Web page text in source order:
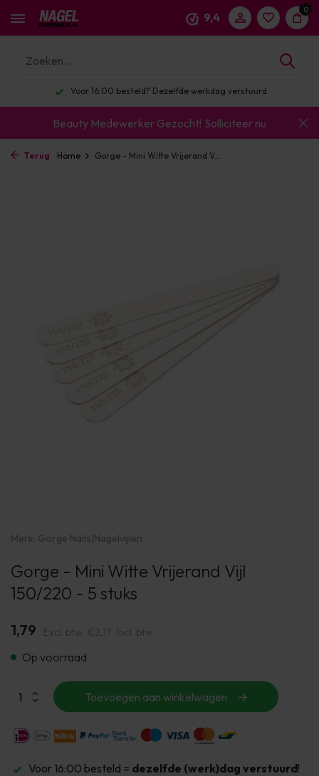
9,4
0
Voor 16:00 besteld? Dezelfde werkdag verstuurd
Beauty Medewerker Gezocht! Solliciteer nu
Terug Home Gorge - Mini Witte Vrijerand V...
Merk: Gorge Nails|Nagelvijlen
Gorge - Mini Witte Vrijerand Vijl
150/220 - 5 stuks
1,79 Excl. btw €2,17 Incl. btw
Op voorraad
Toevoegen aan winkelwagen
Voor 16:00 besteld = dezelfde (werk)dag verstuurd!